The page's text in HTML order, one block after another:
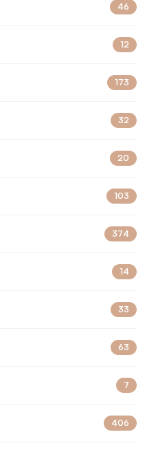
46
12
173
32
20
103
374
14
33
63
7
406